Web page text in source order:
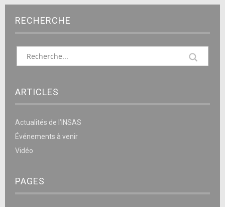
RECHERCHE
ARTICLES
Actualités de l’INSAS
Événements à venir
Vidéo
PAGES